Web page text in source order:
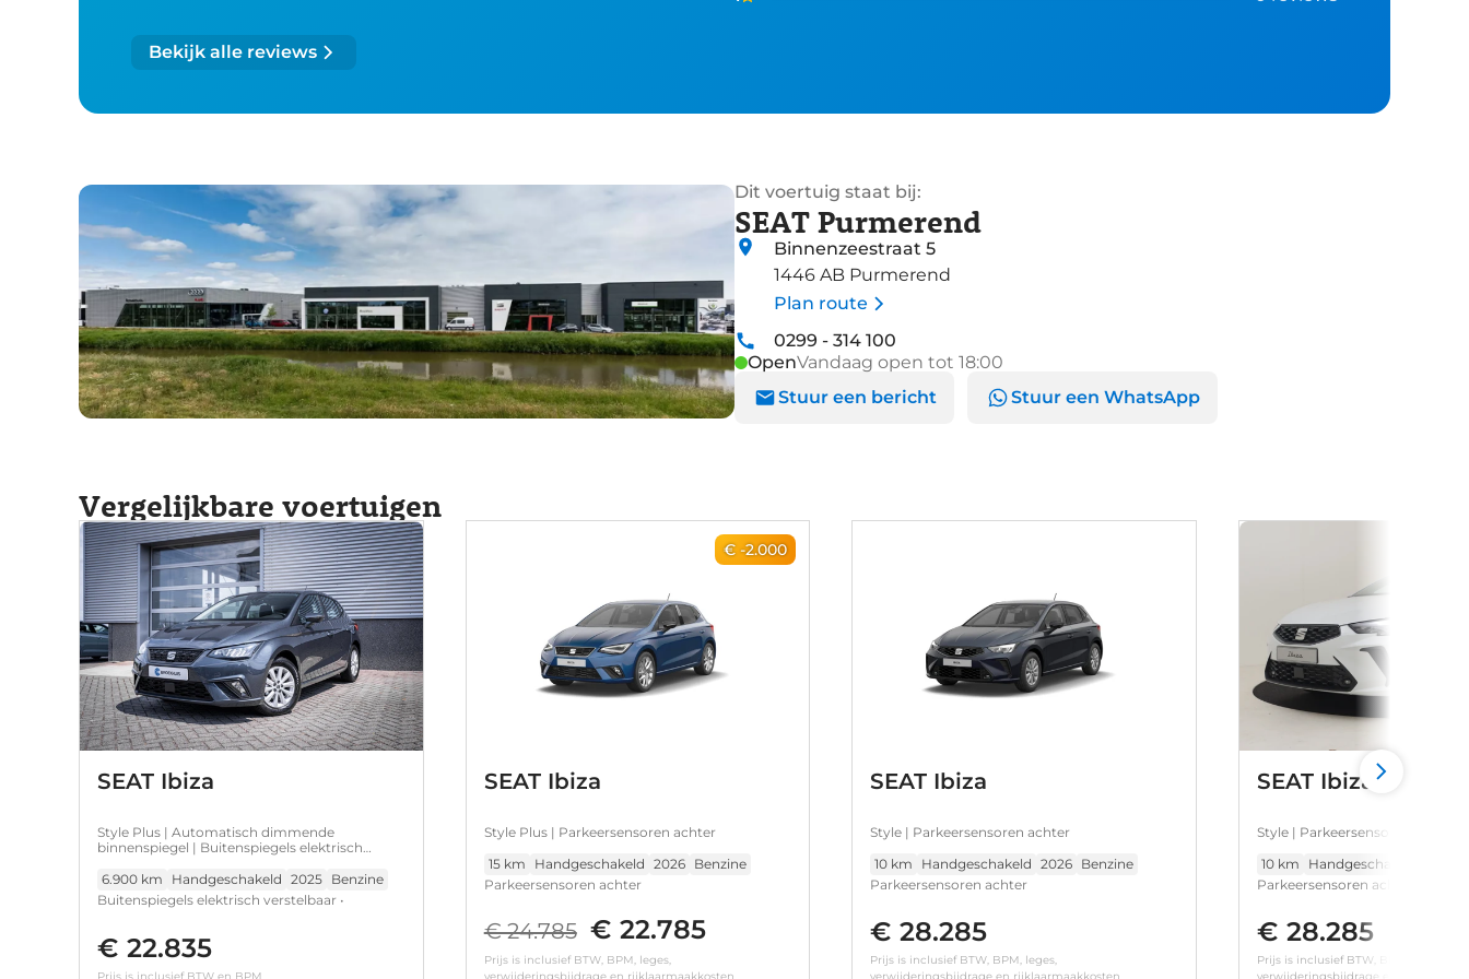
Bekijk alle reviews
Dit voertuig staat bij:
SEAT Purmerend
Binnenzeestraat 5
1446 AB Purmerend
Plan route
0299 - 314 100
OpenVandaag open tot 18:00
Stuur een bericht
Stuur een WhatsApp
Vergelijkbare voertuigen
SEAT Ibiza
Style Plus | Automatisch dimmende
binnenspiegel | Buitenspiegels elektrisch
6.900 km
Handgeschakeld 2025 Benzine
Buitenspiegels elektrisch verstelbaar •
Koplampverlichting LED • Multimediasysteem
met 8,25 inch (20,95 cm) touchscreen •
€ 22.835
Prijs is inclusief BTW en BPM.
€ -2.000
SEAT Ibiza
Style Plus | Parkeersensoren achter
15 km
Handgeschakeld 2026
Benzine
Parkeersensoren achter
€ 24.785 € 22.785
Prijs is inclusief BTW, BPM, leges,
verwijderingsbijdrage en rijklaarmaakkosten.
SEAT Ibiza
Style | Parkeersensoren achter
10 km
Handgeschakeld 2026 Benzine
Parkeersensoren achter
€ 28.285
Prijs is inclusief BTW, BPM, leges,
verwijderingsbijdrage en rijklaarmaakkosten.
SEAT Ibiza
Style | Parkeersensoren achter
10 km
Handgeschakeld
Parkeersensoren achter
€ 28.285
Prijs is inclusief BTW, BPM, leges,
verwijderingsbijdrage en